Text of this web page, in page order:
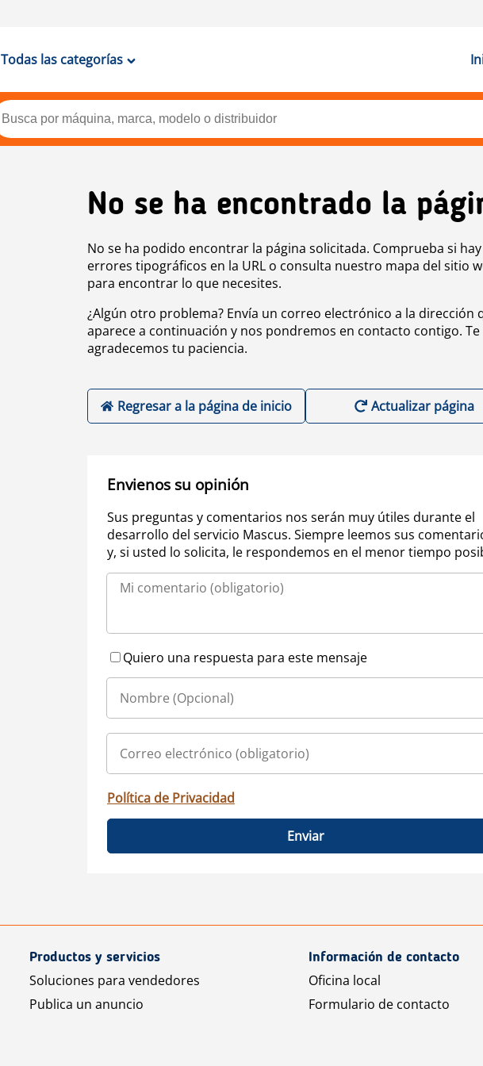
Todas las categorías
No se ha encontrado la
No se ha podido encontrar la página solicitada. Comprueba si hay
errores tipográficos en la URL o consulta nuestro mapa del sitio
para encontrar lo que necesites.
¿Algún otro problema? Envía un correo electrónico a la dirección
aparece a continuación y nos pondremos en contacto contigo. Te
agradecemos tu paciencia.
Regresar a la página de inicio Actualizar página
Envienos su opinión
Sus preguntas y comentarios nos serán muy útiles durante el
desarrollo del servicio Mascus. Siempre leemos sus
y, si usted lo solicita, le respondemos en el menor tiempo
Quiero una respuesta para este mensaje
Política de Privacidad
Enviar
Productos y servicios
Soluciones para vendedores
Publica un anuncio
Información de contacto
Oficina local
Formulario de contacto